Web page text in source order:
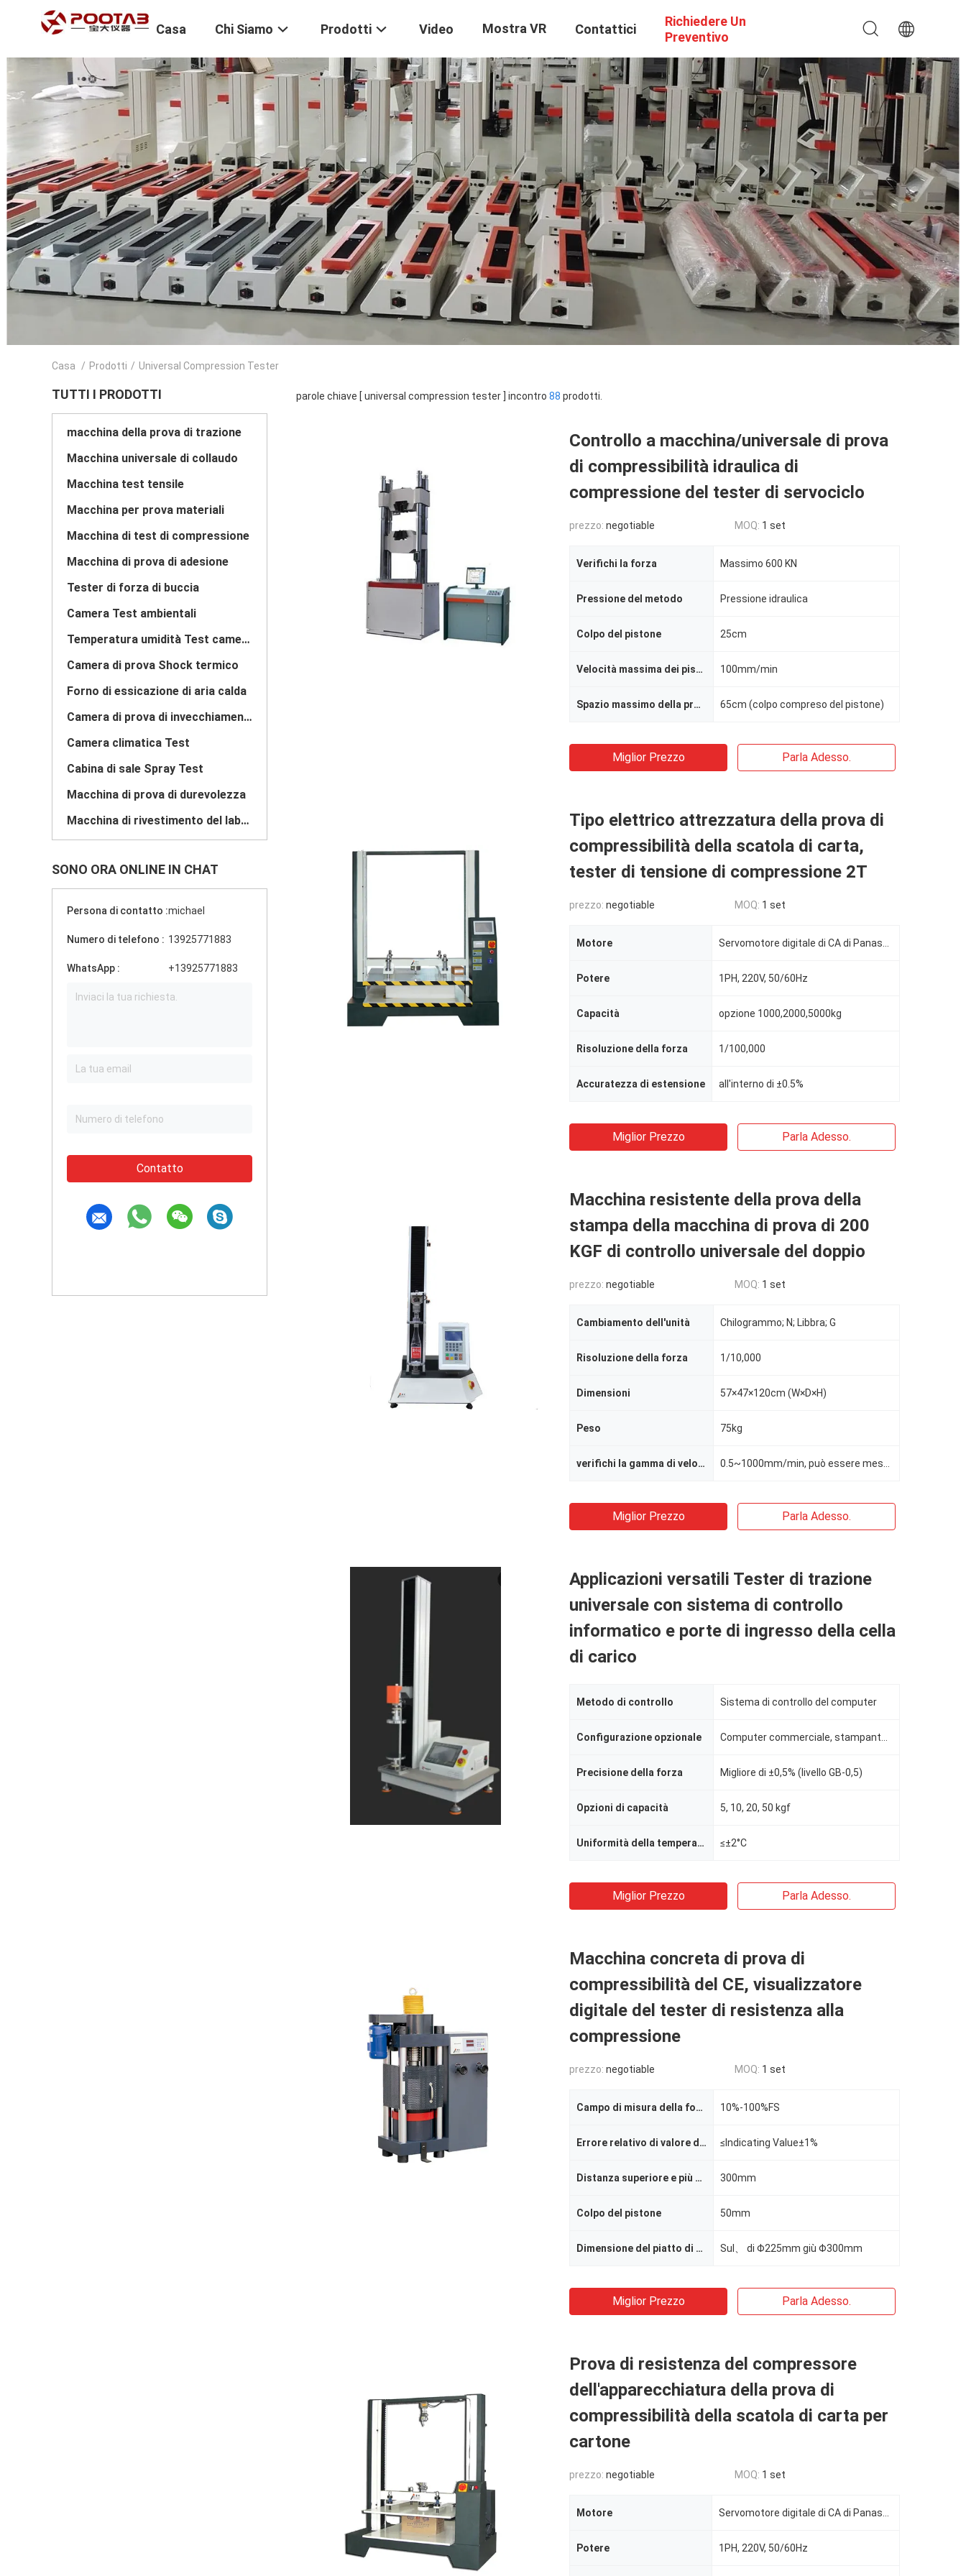
Casa Chi Siamo Prodotti Video Mostra VR Contattici
Richiedere Un
Preventivo
Casa / Prodotti / Universal Compression Tester
TUTTI I PRODOTTI
macchina della prova di trazione
Macchina universale di collaudo
Macchina test tensile
Macchina per prova materiali
Macchina di test di compressione
Macchina di prova di adesione
Tester di forza di buccia
Camera Test ambientali
Temperatura umidità Test camera
Camera di prova Shock termico
Forno di essicazione di aria calda
Camera di prova di invecchiamento
Camera climatica Test
Cabina di sale Spray Test
Macchina di prova di durevolezza
Macchina di rivestimento del laboratorio
SONO ORA ONLINE IN CHAT
Persona di contatto :michael
Numero di telefono : 13925771883
WhatsApp : +13925771883
Contatto
parole chiave [ universal compression tester ] incontro 88 prodotti.
Controllo a macchina/universale di prova
di compressibilità idraulica di
compressione del tester di servociclo
prezzo: negotiable MOQ: 1 set
Verifichi la forza Massimo 600 KN
Pressione del metodo Pressione idraulica
Colpo del pistone 25cm
Velocità massima dei pistoni 100mm/min
Spazio massimo della prova di trazione 65cm (colpo compreso del pistone)
Miglior Prezzo Parla Adesso.
Tipo elettrico attrezzatura della prova di
compressibilità della scatola di carta,
tester di tensione di compressione 2T
prezzo: negotiable MOQ: 1 set
Motore
Potere 1PH, 220V, 50/60Hz
Capacità opzione 1000,2000,5000kg
Risoluzione della forza 1/100,000
Accuratezza di estensione all'interno di ±0.5%
Miglior Prezzo Parla Adesso.
Macchina resistente della prova della
stampa della macchina di prova di 200
KGF di controllo universale del doppio
prezzo: negotiable MOQ: 1 set
Cambiamento dell'unità Chilogrammo; N; Libbra; G
Risoluzione della forza 1/10,000
Dimensioni 57×47×120cm (W×D×H)
Peso 75kg
verifichi la gamma di velocità
Miglior Prezzo Parla Adesso.
Applicazioni versatili Tester di trazione
universale con sistema di controllo
informatico e porte di ingresso della cella
di carico
Metodo di controllo Sistema di controllo del computer
Configurazione opzionale
Precisione della forza Migliore di ±0,5% (livello GB-0,5)
Opzioni di capacità 5, 10, 20, 50 kgf
Uniformità della temperatura ≤±2°C
Miglior Prezzo Parla Adesso.
Macchina concreta di prova di
compressibilità del CE, visualizzatore
digitale del tester di resistenza alla
compressione
prezzo: negotiable MOQ: 1 set
Campo di misura della forza della prova 10%-100%FS
Errore relativo di valore di indicazione della forza della prova ≤Indicating Value±1%
Distanza superiore e più bassa del piatto di compressione 300mm
Colpo del pistone 50mm
Dimensione del piatto di compressione Sul、 di Φ225mm giù Φ300mm
Miglior Prezzo Parla Adesso.
Prova di resistenza del compressore
dell'apparecchiatura della prova di
compressibilità della scatola di carta per
cartone
prezzo: negotiable MOQ: 1 set
Motore
Potere 1PH, 220V, 50/60Hz